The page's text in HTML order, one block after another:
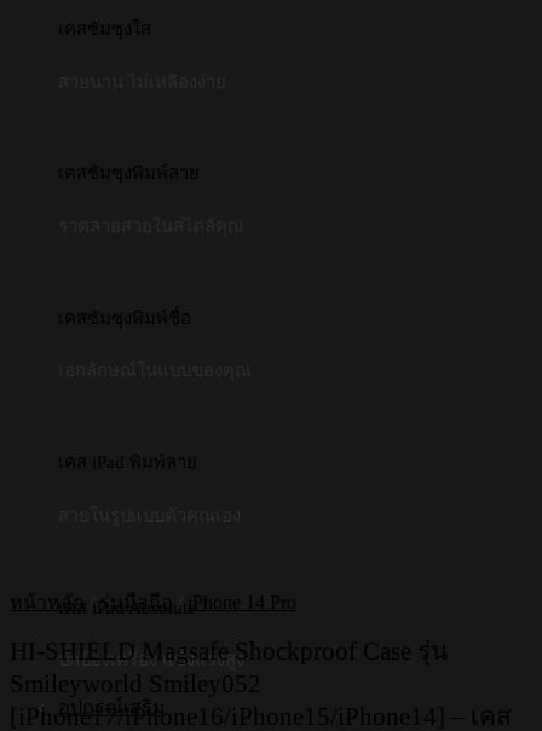
เคสซัมซุงใส
เคสซัมซุงพิมพ์ลาย
เคสซัมซุงพิมพ์ชื่อ
เคส iPad พิมพ์ลาย
เคส iPad Absolute
ปกป้องเครื่อง แข็งแรงสูง
อุปกรณ์เสริม
หน้าหลัก / รุ่นมือถือ / iPhone 14 Pro
HI-SHIELD Magsafe Shockproof Case รุ่น
Smileyworld Smiley052
[iPhone17/iPhone16/iPhone15/iPhone14] – เคส